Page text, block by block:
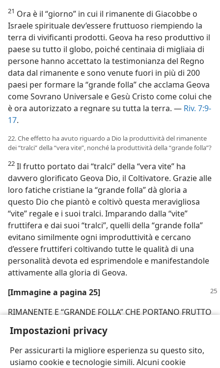
Impostazioni privacy
Per assicurarti la migliore esperienza su questo sito,
usiamo cookie e tecnologie simili. Alcuni cookie
21 Ora è il “giorno” in cui il rimanente di Giacobbe o
Israele spirituale dev’essere fruttuoso riempiendo la
terra di vivificanti prodotti. Geova ha reso produttivo il
paese su tutto il globo, poiché centinaia di migliaia di
persone hanno accettato la testimonianza del Regno
data dal rimanente e sono venute fuori in più di 200
paesi per formare la “grande folla” che acclama Geova
come Sovrano Universale e Gesù Cristo come colui che
è ora autorizzato a regnare su tutta la terra. — Riv. 7:9-
17.
22. Che effetto ha avuto riguardo a Dio la produttività del rimanente
dei “tralci” della “vera vite”, nonché la produttività della “grande folla”?
22 Il frutto portato dai “tralci” della “vera vite” ha
davvero glorificato Geova Dio, il Coltivatore. Grazie alle
loro fatiche cristiane la “grande folla” dà gloria a
questo Dio che piantò e coltivò questa meravigliosa
“vite” regale e i suoi tralci. Imparando dalla “vite”
fruttifera e dai suoi “tralci”, quelli della “grande folla”
evitano similmente ogni improduttività e cercano
d’essere fruttiferi coltivando tutte le qualità di una
personalità devota ed esprimendole e manifestandole
attivamente alla gloria di Geova.
[Immagine a pagina 25]
RIMANENTE E “GRANDE FOLLA” CHE PORTANO FRUTTO
“VITE DELLA TERRA”